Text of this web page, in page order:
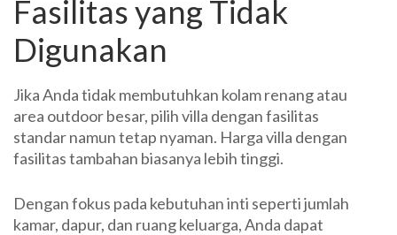
Fasilitas yang Tidak
Digunakan
Jika Anda tidak membutuhkan kolam renang atau
area outdoor besar, pilih villa dengan fasilitas
standar namun tetap nyaman. Harga villa dengan
fasilitas tambahan biasanya lebih tinggi.
Dengan fokus pada kebutuhan inti seperti jumlah
kamar, dapur, dan ruang keluarga, Anda dapat